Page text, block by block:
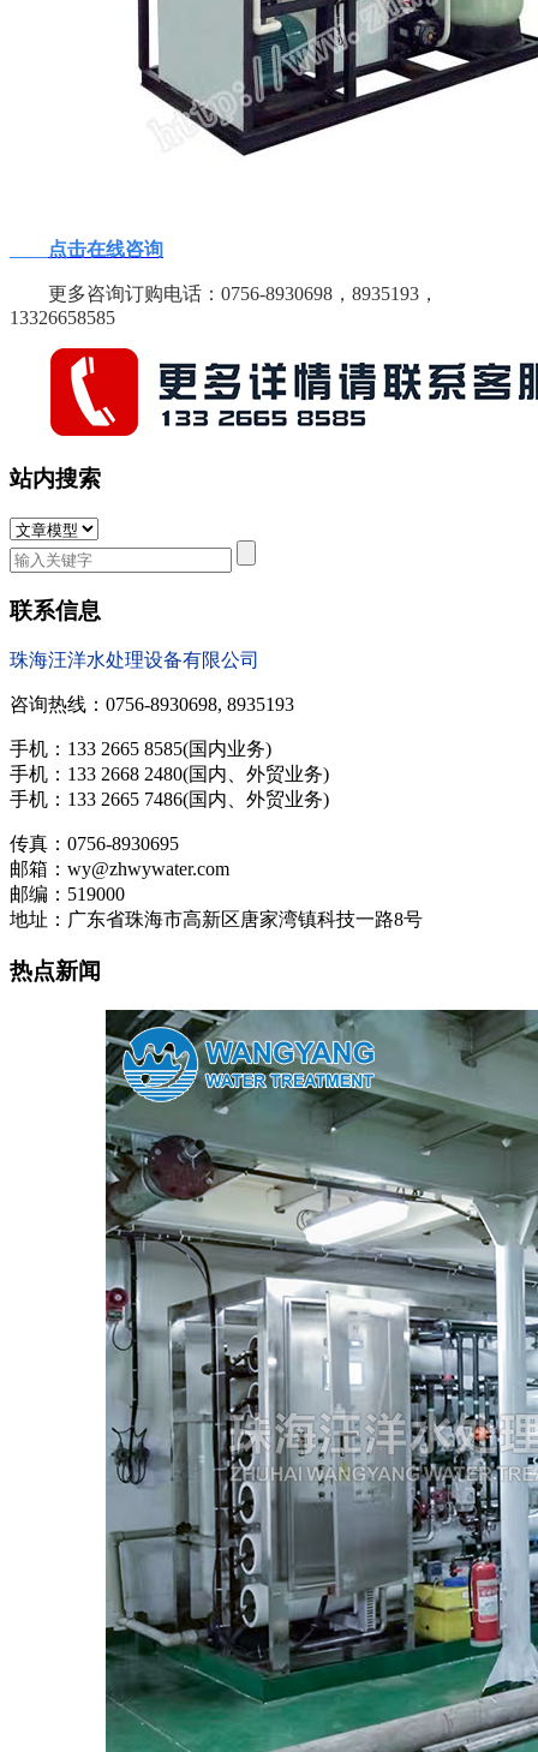
点击在线咨询
更多咨询订购电话：0756-8930698，8935193，
13326658585
站内搜索
联系信息
珠海汪洋水处理设备有限公司
咨询热线：0756-8930698, 8935193
手机：133 2665 8585(国内业务)
手机：133 2668 2480(国内、外贸业务)
手机：133 2665 7486(国内、外贸业务)
传真：0756-8930695
邮箱：wy@zhwywater.com
邮编：519000
地址：广东省珠海市高新区唐家湾镇科技一路8号
热点新闻